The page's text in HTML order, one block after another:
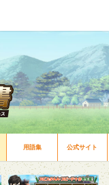
用語集 公式サイト